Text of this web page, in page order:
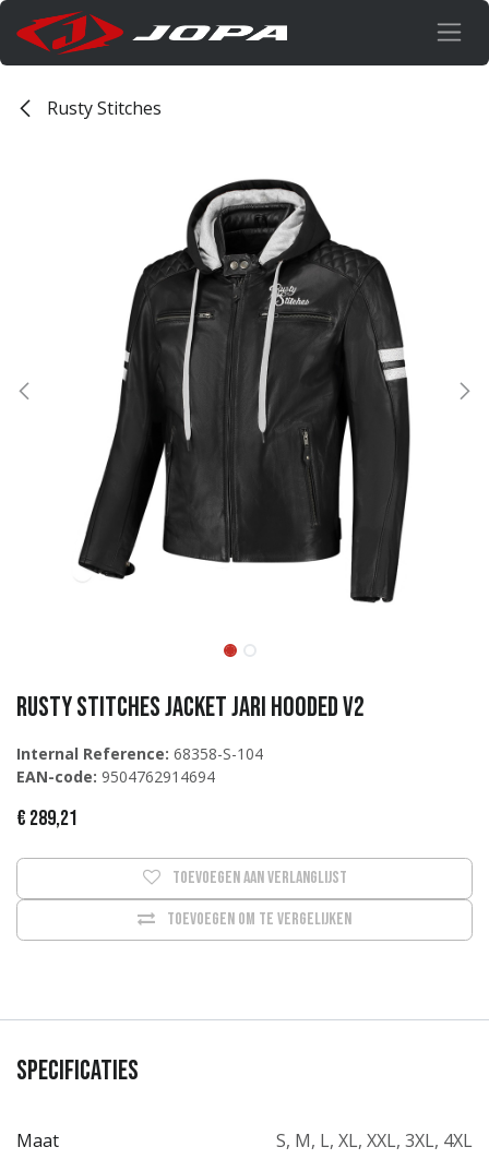
Overslaan naar inhoud
Rusty Stitches
Rusty Stitches Jacket JARI HOODED V2
Internal Reference: 68358-S-104
EAN-code: 9504762914694
€ 289,21
Toevoegen om te vergelijken
Toevoegen aan verlanglijst
Specificaties
Maat S, M, L, XL, XXL, 3XL, 4XL